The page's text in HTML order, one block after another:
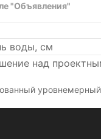
"Объявления"
воды, см
над